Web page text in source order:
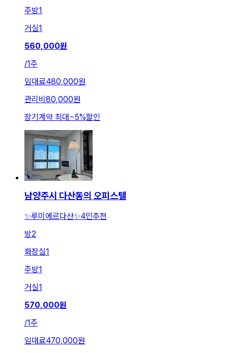
주방1
거실1
560,000원
/1주
임대료480,000원
관리비 80,000원
장기계약 최대~5%할인
남양주시 다산동의 오피스텔
✨루미에르다산✨4인추천
방2
화장실1
주방1
거실1
570,000원
/1주
임대료470,000원